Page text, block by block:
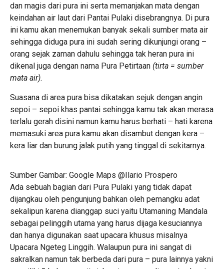
dan magis dari pura ini serta memanjakan mata dengan
keindahan air laut dari Pantai Pulaki disebrangnya. Di pura
ini kamu akan menemukan banyak sekali sumber mata air
sehingga diduga pura ini sudah sering dikunjungi orang –
orang sejak zaman dahulu sehingga tak heran pura ini
dikenal juga dengan nama Pura Petirtaan (tirta = sumber
mata air).
Suasana di area pura bisa dikatakan sejuk dengan angin
sepoi – sepoi khas pantai sehingga kamu tak akan merasa
terlalu gerah disini namun kamu harus berhati – hati karena
memasuki area pura kamu akan disambut dengan kera –
kera liar dan burung jalak putih yang tinggal di sekitarnya.
Sumber Gambar: Google Maps @Ilario Prospero
Ada sebuah bagian dari Pura Pulaki yang tidak dapat
dijangkau oleh pengunjung bahkan oleh pemangku adat
sekalipun karena dianggap suci yaitu Utamaning Mandala
sebagai pelinggih utama yang harus dijaga kesuciannya
dan hanya digunakan saat upacara khusus misalnya
Upacara Ngeteg Linggih. Walaupun pura ini sangat di
sakralkan namun tak berbeda dari pura – pura lainnya yakni